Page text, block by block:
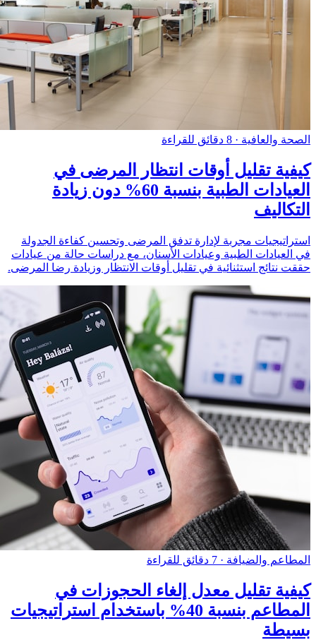
الصحة والعافية · 8 دقائق للقراءة
كيفية تقليل أوقات انتظار المرضى في
العيادات الطبية بنسبة 60% دون زيادة
التكاليف
استراتيجيات مجربة لإدارة تدفق المرضى وتحسين كفاءة الجدولة
في العيادات الطبية وعيادات الأسنان، مع دراسات حالة من عيادات
حققت نتائج استثنائية في تقليل أوقات الانتظار وزيادة رضا المرضى.
المطاعم والضيافة · 7 دقائق للقراءة
كيفية تقليل معدل إلغاء الحجوزات في
المطاعم بنسبة 40% باستخدام استراتيجيات
بسيطة